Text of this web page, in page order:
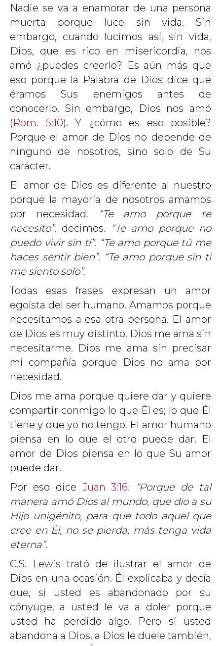
Nadie se va a enamorar de una persona
muerta porque luce sin vida. Sin
embargo, cuando lucimos así, sin vida,
Dios, que es rico en misericordia, nos
amó ¿puedes creerlo? Es aún más que
eso porque la Palabra de Dios dice que
éramos Sus enemigos antes de
conocerlo. Sin embargo, Dios nos amó
(Rom. 5:10). Y ¿cómo es eso posible?
Porque el amor de Dios no depende de
ninguno de nosotros, sino solo de Su
carácter.
El amor de Dios es diferente al nuestro
porque la mayoría de nosotros amamos
por necesidad.
“Te amo porque te
necesito”, decimos.
“Te amo porque no
puedo vivir sin ti”. “Te amo porque tú me
haces sentir bien”. “Te amo porque sin ti
me siento solo”.
Todas esas frases expresan un amor
egoísta del ser humano. Amamos porque
necesitamos a esa otra persona. El amor
de Dios es muy distinto. Dios me ama sin
necesitarme. Dios me ama sin precisar
mi compañía porque Dios no ama por
necesidad.
Dios me ama porque quiere dar y quiere
compartir conmigo lo que Él es; lo que Él
tiene y que yo no tengo. El amor humano
piensa en lo que el otro puede dar. El
amor de Dios piensa en lo que Su amor
puede dar.
Por eso dice Juan 3:16: “Porque de tal
manera amó Dios al mundo, que dio a su
Hijo unigénito, para que todo aquel que
cree en Él, no se pierda, más tenga vida
eterna”.
C.S. Lewis trató de ilustrar el amor de
Dios en una ocasión. Él explicaba y decía
que, si usted es abandonado por su
cónyuge, a usted le va a doler porque
usted ha perdido algo. Pero si usted
abandona a Dios, a Dios le duele también,